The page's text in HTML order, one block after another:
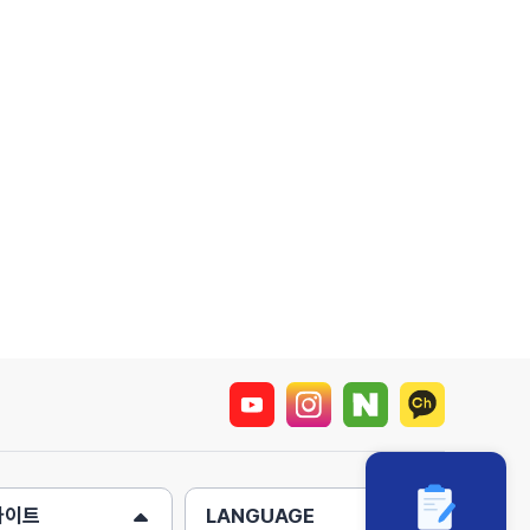
트 LANGUAGE